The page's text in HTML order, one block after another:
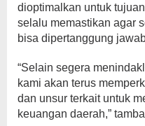
dioptimalkan untuk
selalu memastikan agar
bisa dipertanggung
“Selain segera
kami akan terus
dan unsur terkait untuk
keuangan daerah,”